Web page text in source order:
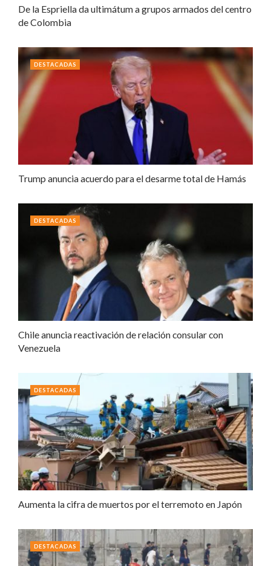
De la Espriella da ultimátum a grupos armados del centro
de Colombia
Trump anuncia acuerdo para el desarme total de Hamás
DESTACADAS
Chile anuncia reactivación de relación consular con
Venezuela
DESTACADAS
Aumenta la cifra de muertos por el terremoto en Japón
DESTACADAS
DESTACADAS